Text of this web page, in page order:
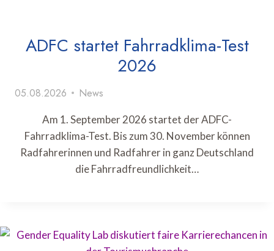
ADFC startet Fahrradklima-Test
2026
05.08.2026 News
Am 1. September 2026 startet der ADFC-
Fahrradklima-Test. Bis zum 30. November können
Radfahrerinnen und Radfahrer in ganz Deutschland
die Fahrradfreundlichkeit…